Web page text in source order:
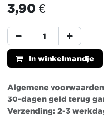
3,90 €
In winkelmandje
Algemene voorwaarden
30-dagen geld terug
Verzending: 2-3